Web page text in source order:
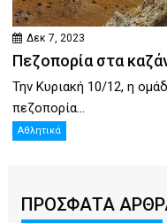
Δεκ 7, 2023
Πεζοπορία στα
Την Κυριακή 10/12, η
πεζοπορία...
Αθλητικά
ΠΡΟΣΦΑΤΑ